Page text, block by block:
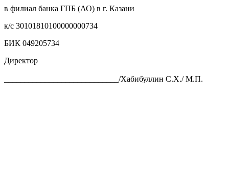
в филиал банка ГПБ (АО) в г. Казани
к/с 30101810100000000734
БИК 049205734
Директор
____________________________/Хабибуллин С.Х./ М.П.